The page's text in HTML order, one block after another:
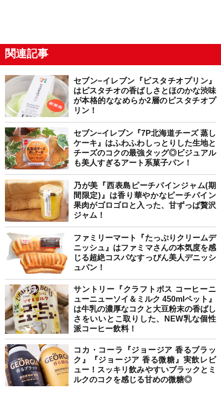
関連記事
セブン−イレブン『ピスタチオプリン』
はピスタチオの香ばしさとほのかな渋味
が本格的ななめらか2層のピスタチオプ
リン！
セブン−イレブン『7P北海道チーズ 蒸し
ケーキ』はふわふわしっとりした生地と
チーズのコクの最強タッグ◎ビジュアル
も美人すぎるアート系菓子パン！
乃が美『西表島ピーチパインジャム(期
間限定)』は香り華やかなピーチパイン
果肉がゴロゴロと入った、甘ずっぱ贅沢
ジャム！
ファミリーマート『たっぷりクリームデ
ニッシュ』はファミマさんの本気度を感
じる超絶コスパなすっぴん美人デニッシ
ュパン！
サントリー『クラフトボス コーヒーニ
ューニューソイ＆ミルク 450mlペット』
は牛乳の濃厚なコクと大豆粉末の香ばし
さをいいとこ取りした、NEW乳な個性
派コーヒー飲料！
コカ・コーラ『ジョージア 香るブラッ
ク』『ジョージア 香る微糖』実飲レビ
ュー！スッキリ飲みやすいブラックとミ
ルクのコクを感じる甘めの微糖◎